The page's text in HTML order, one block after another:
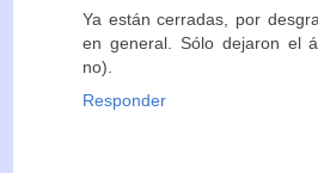
Ya están cerradas, por
en general. Sólo dejaron el
no).
Responder